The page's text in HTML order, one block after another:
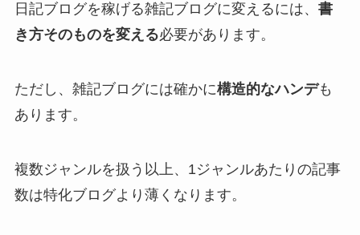
日記ブログを稼げる雑記ブログに変えるには、 書
き方そのものを変える必要があります。
ただし、雑記ブログには確かに構造的なハンデも
あります。
複数ジャンルを扱う以上、1ジャンルあたりの記事
数は特化ブログより薄くなります。